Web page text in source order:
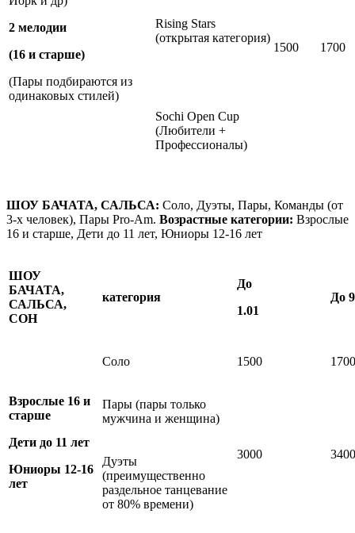
2 мелодии
(16 и старше)
(Пары подбираются из
одинаковых стилей)
1500 1700
Rising Stars
(открытая категория)
Sochi Open Cup
(Любители +
Профессионалы)
ШОУ БАЧАТА, САЛЬСА: Соло, Дуэты, Пары, Команды (от
3-х человек), Пары Pro-Am. Возрастные категории: Взрослые
16 и старше, Дети до 11 лет, Юниоры 12-16 лет
ШОУ
БАЧАТА,
САЛЬСА,
СОН
категория
До
1.01
До
Взрослые 16 и
старше
Дети до 11 лет
Юниоры 12-16
лет
Соло 1500 1700
Пары (пары только
мужчина и женщина)
3000 3400
Дуэты
(преимущественно
раздельное танцевание
от 80% времени)